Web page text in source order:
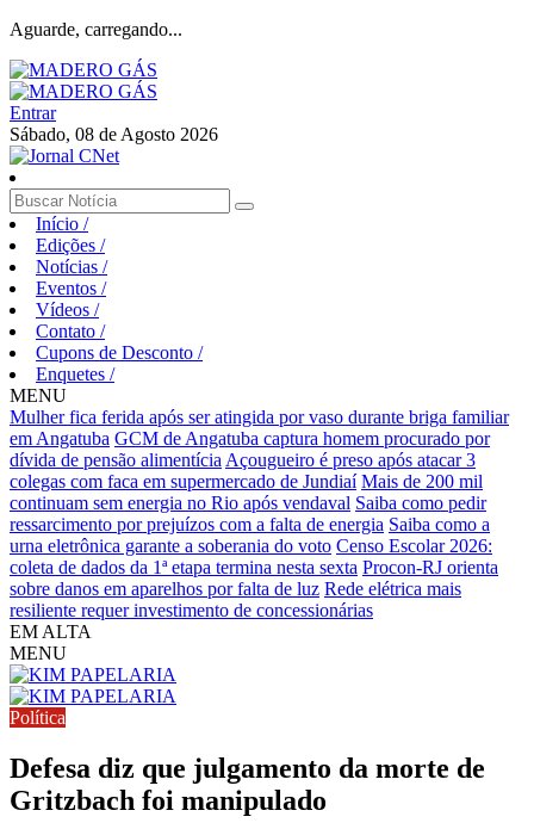
Aguarde, carregando...
Entrar
Sábado, 08 de Agosto 2026
Início /
Edições /
Notícias /
Eventos /
Vídeos /
Contato /
Cupons de Desconto /
Enquetes /
MENU
Mulher fica ferida após ser atingida por vaso durante briga familiar
em Angatuba GCM de Angatuba captura homem procurado por
dívida de pensão alimentícia Açougueiro é preso após atacar 3
colegas com faca em supermercado de Jundiaí Mais de 200 mil
continuam sem energia no Rio após vendaval Saiba como pedir
ressarcimento por prejuízos com a falta de energia Saiba como a
urna eletrônica garante a soberania do voto Censo Escolar 2026:
coleta de dados da 1ª etapa termina nesta sexta Procon-RJ orienta
sobre danos em aparelhos por falta de luz Rede elétrica mais
resiliente requer investimento de concessionárias
EM ALTA
MENU
Política
Defesa diz que julgamento da morte de
Gritzbach foi manipulado